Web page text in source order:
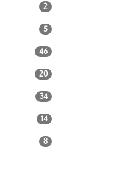
2
5
46
20
34
14
8